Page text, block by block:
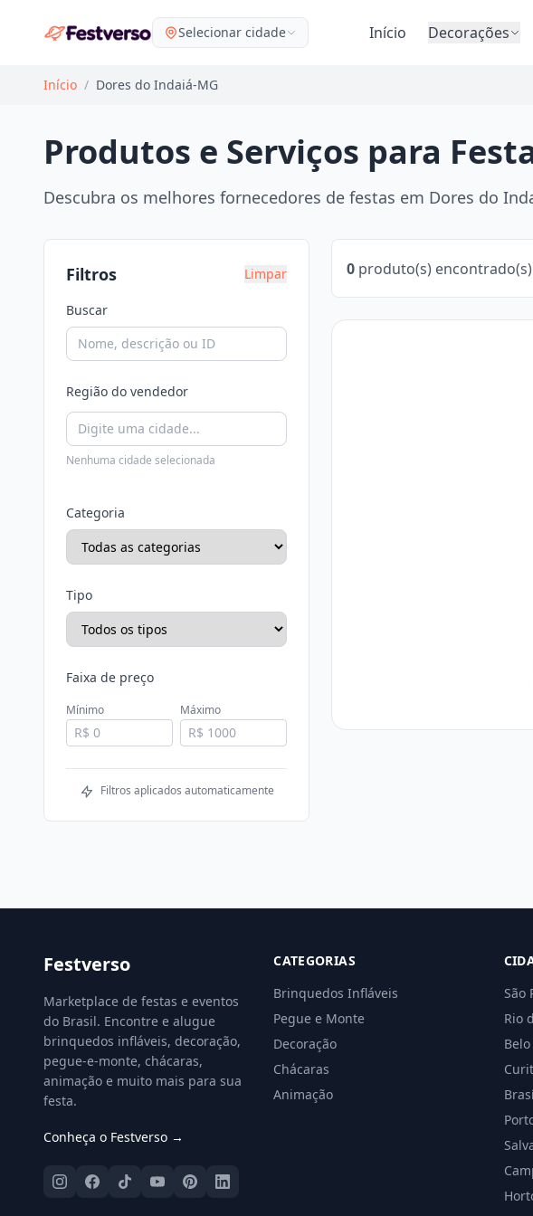
Selecionar cidade Início Decorações
Início / Dores do Indaiá-MG
Produtos e Serviços para
Descubra os melhores fornecedores de festas em Dores do
Filtros Limpar
Buscar
Região do vendedor
Nenhuma cidade selecionada
Categoria
Tipo
Faixa de preço
Mínimo Máximo
Filtros aplicados automaticamente
0 produto(s) encontrado(s)
Festverso
Marketplace de festas e eventos
do Brasil. Encontre e alugue
brinquedos infláveis, decoração,
pegue-e-monte, chácaras,
animação e muito mais para sua
festa.
Conheça o Festverso →
CATEGORIAS
Brinquedos Infláveis
Pegue e Monte
Decoração
Chácaras
Animação
São
Rio